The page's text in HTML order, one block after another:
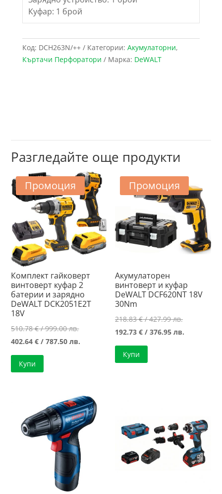
Куфар: 1 брой
Код: DCH263N/++ Категории: Акумулаторни,
Къртачи Перфоратори
Марка: DeWALT
Разгледайте още продукти
Промоция
Комплект гайковерт
винтоверт куфар 2
батерии и зарядно
DeWALT DCK2051E2T
18V
510.78€/ 999.00 лв.Original
price
402.64€ / 787.50 лв.
787.50 лв..
Купи
Промоция
Акумулаторен
винтоверт и куфар
DeWALT DCF620NT 18V
30Nm
218.83€/ 427.99 лв.Original
price
192.73€ / 376.95 лв.
Купи